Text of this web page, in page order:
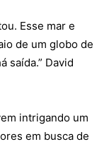
Esse mar e
de um globo de
saída.” David
intrigando um
em busca de